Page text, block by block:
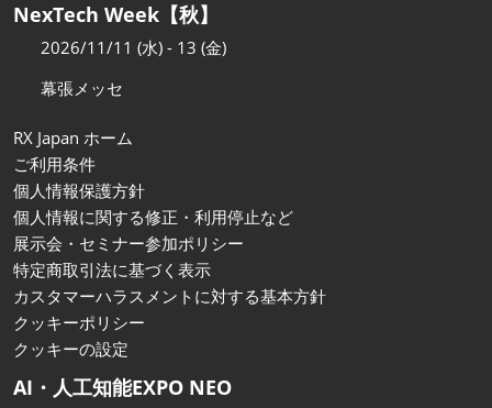
NexTech Week【秋】
2026/11/11 (水) - 13 (金)
幕張メッセ
RX Japan ホーム
ご利用条件
個人情報保護方針
個人情報に関する修正・利用停止など
展示会・セミナー参加ポリシー
特定商取引法に基づく表示
カスタマーハラスメントに対する基本方針
クッキーポリシー
クッキーの設定
AI・人工知能EXPO NEO